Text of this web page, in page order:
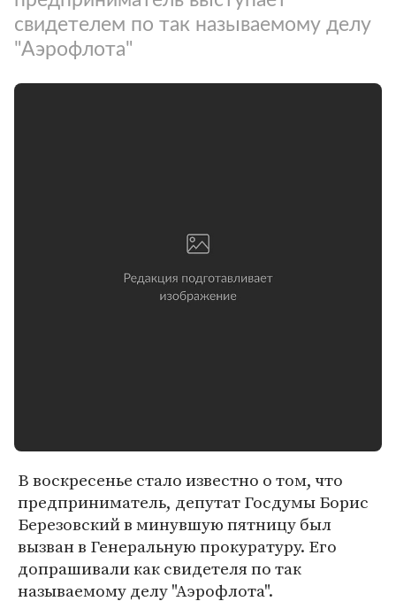
свидетелем по так называемому делу
"Аэрофлота"
В воскресенье стало известно о том, что
предприниматель, депутат Госдумы Борис
Березовский в минувшую пятницу был
вызван в Генеральную прокуратуру. Его
допрашивали как свидетеля по так
называемому делу "Аэрофлота".